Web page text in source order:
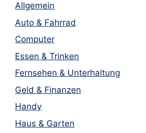
Allgemein
Auto & Fahrrad
Computer
Essen & Trinken
Fernsehen & Unterhaltung
Geld & Finanzen
Handy
Haus & Garten